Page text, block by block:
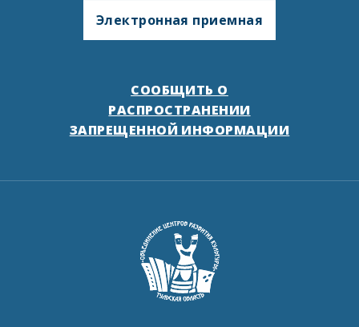
СООБЩИТЬ О
РАСПРОСТРАНЕНИИ
ЗАПРЕЩЕННОЙ ИНФОРМАЦИИ
Электронная приемная